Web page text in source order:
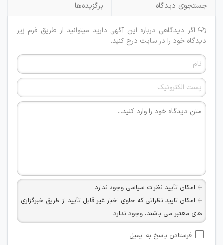
جستجوی دیدگاه
برگزیده‌ها
اگر دیدگاهی درباره این آگهی دارید میتوانید از طریق فرم زیر
دیدگاه خود را در سایت درج کنید.
امکان تأیید نظرات سیاسی وجود ندارد.
امکان تایید نظراتی که حاوی اخبار غیر قابل تأیید از طریق خبرگزاری
های معتبر می باشند، وجود ندارد.
شبکه های مجازی ارتباطی می باشند وجود ندارد.
فرستادن پاسخ به ایمیل